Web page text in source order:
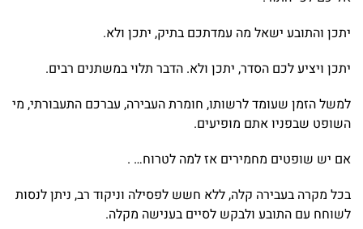
יתכן והתובע ישאל מה עמדתכם בתיק, יתכן ולא.
יתכן ויציע לכם הסדר, יתכן ולא. הדבר תלוי במשתנים רבים.
למשל הזמן שעומד לרשותו, חומרת העבירה, עברכם התעבורתי, מי
השופט שבפניו אתם מופיעים.
אם יש שופטים מחמירים אז למה לטרוח… .
בכל מקרה בעבירה קלה, ללא חשש לפסילה וניקוד רב, ניתן לנסות
לשוחח עם התובע ולבקש לסיים בענישה מקלה.